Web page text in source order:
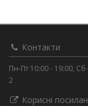
Контакти
Пн-Пт 10:00 - 19:00,
2
Корисні